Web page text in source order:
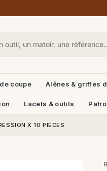
coupe Alênes & griffes
Lacets & outils
X 10 PIÈCES